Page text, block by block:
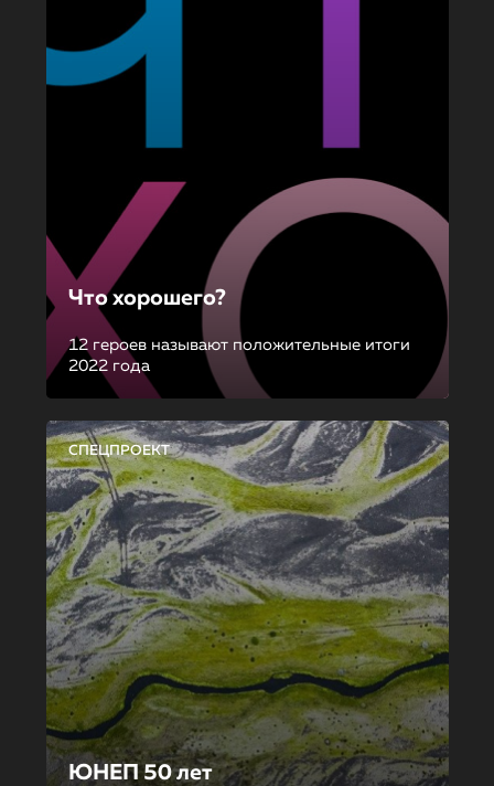
Что хорошего?
12 героев называют положительные итоги
2022 года
СПЕЦПРОЕКТ
ЮНЕП 50 лет